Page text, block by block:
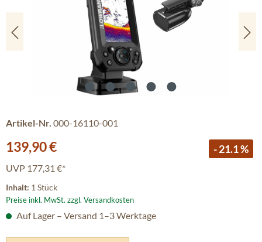
Artikel-Nr. 000-16110-001
Verkaufspreis:
139,90 € - 21.1 %
UVP 177,31 €*
Inhalt: 1 Stück
Preise inkl. MwSt. zzgl. Versandkosten
Auf Lager – Versand 1–3 Werktage